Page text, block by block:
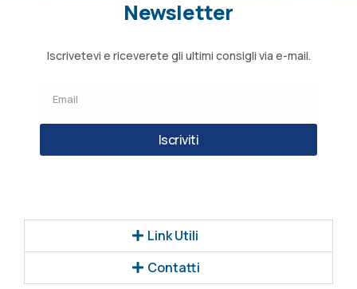
Newsletter
Iscrivetevi e riceverete gli ultimi consigli via e-mail.
Iscriviti
Link Utili
Contatti